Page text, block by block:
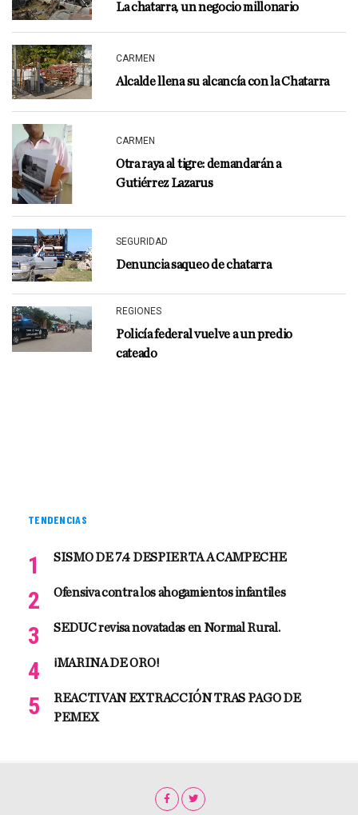
La chatarra, un negocio millonario
CARMEN
Alcalde llena su alcancía con la Chatarra
CARMEN
Otra raya al tigre: demandarán a
Gutiérrez Lazarus
SEGURIDAD
Denuncia saqueo de chatarra
REGIONES
Policía federal vuelve a un predio
cateado
TENDENCIAS
SISMO DE 7.4 DESPIERTA A CAMPECHE
Ofensiva contra los ahogamientos infantiles
SEDUC revisa novatadas en Normal Rural.
¡MARINA DE ORO!
REACTIVAN EXTRACCIÓN TRAS PAGO DE
PEMEX